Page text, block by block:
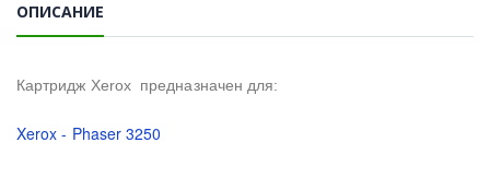
ОПИСАНИЕ
Картридж Xerox предназначен для:
Xerox - Phaser 3250